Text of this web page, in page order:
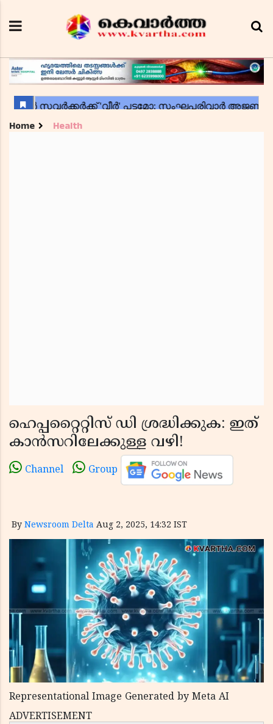
Home Health
ഹെപ്പറ്റൈറ്റിസ് ഡി ശ്രദ്ധിക്കുക: ഇത്
കാൻസറിലേക്കുള്ള വഴി!
Channel Group
By Newsroom Delta Aug 2, 2025, 14:32 IST
Representational Image Generated by Meta AI
ADVERTISEMENT